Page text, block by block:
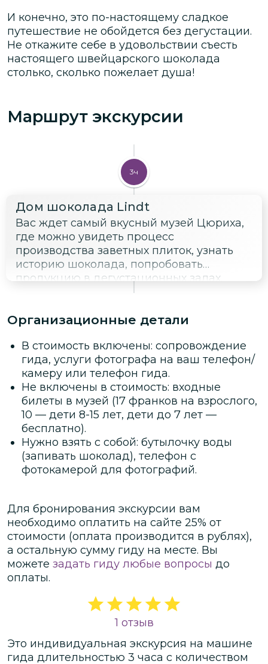
И конечно, это по-настоящему сладкое
путешествие не обойдется без дегустации.
Не откажите себе в удовольствии съесть
настоящего швейцарского шоколада
столько, сколько пожелает душа!
Маршрут экскурсии
3ч
Дом шоколада Lindt
Вас ждет самый вкусный музей Цюриха,
где можно увидеть процесс
производства заветных плиток, узнать
историю шоколада, попробовать
продукцию в дегустационных залах.
Организационные детали
В стоимость включены: сопровождение
гида, услуги фотографа на ваш телефон/
камеру или телефон гида.
Не включены в стоимость: входные
билеты в музей (17 франков на взрослого,
10 — дети 8-15 лет, дети до 7 лет —
бесплатно).
Нужно взять с собой: бутылочку воды
(запивать шоколад), телефон с
фотокамерой для фотографий.
Для бронирования экскурсии вам
необходимо оплатить на сайте 25% от
стоимости (оплата производится в рублях),
а остальную сумму гиду на месте. Вы
можете задать гиду любые вопросы до
оплаты.
1 отзыв
Это индивидуальная экскурсия на машине
гида длительностью 3 часа с количеством